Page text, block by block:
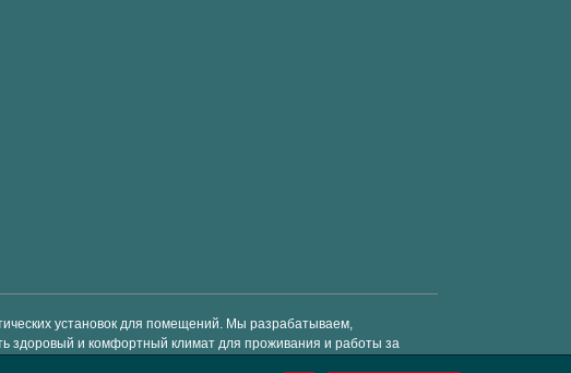
установок для помещений. Мы разрабатываем,
здоровый и комфортный климат для проживания и работы за